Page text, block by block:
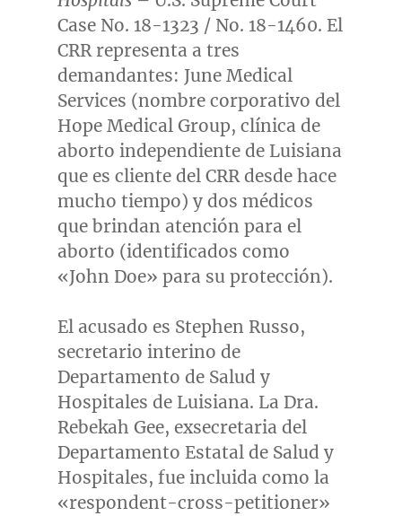
Case No. 18-1323 / No. 18-1460. El
CRR representa a tres
demandantes: June Medical
Services (nombre corporativo del
Hope Medical Group, clínica de
aborto independiente de Luisiana
que es cliente del CRR desde hace
mucho tiempo) y dos médicos
que brindan atención para el
aborto (identificados como
«John Doe» para su protección).
El acusado es Stephen Russo,
secretario interino de
Departamento de Salud y
Hospitales de Luisiana. La Dra.
Rebekah Gee, exsecretaria del
Departamento Estatal de Salud y
Hospitales, fue incluida como la
«respondent-cross-petitioner»